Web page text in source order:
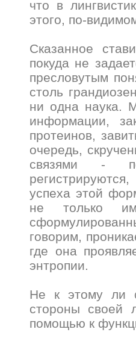
что в
этого, по-
Сказанное
покуда не
пресловутым
столь
ни одна наука.
информации,
протеинов,
очередь,
связями -
успеха этой
не только
говорим,
где она
энтропии.
Не к этому ли
стороны своей
помощью к